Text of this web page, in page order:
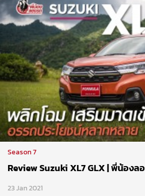
Season 7
Review Suzuki XL7 GLX | พี่น้องล
23 Jan 2021